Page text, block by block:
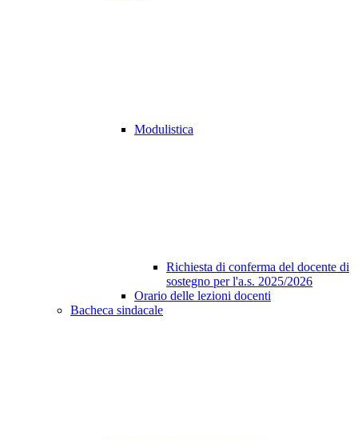
Modulistica
Richiesta di conferma del docente di
sostegno per l'a.s. 2025/2026
Orario delle lezioni docenti
Bacheca sindacale